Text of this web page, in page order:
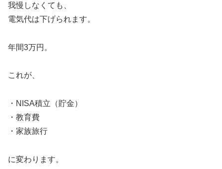
我慢しなくても、
電気代は下げられます。
年間3万円。
これが、
・NISA積立（貯金）
・教育費
・家族旅行
に変わります。